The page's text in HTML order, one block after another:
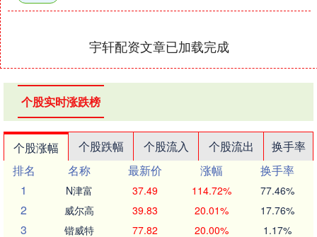
宇轩配资文章已加载完成
个股实时涨跌榜
个股涨幅 个股跌幅 个股流入 个股流出
换手率
排名
名称 最新价 涨幅
换手率
1
N津富 37.49 114.72% 77.46%
2 威尔高 39.83 20.01% 17.76%
3 锴威特 77.82 20.00% 1.17%